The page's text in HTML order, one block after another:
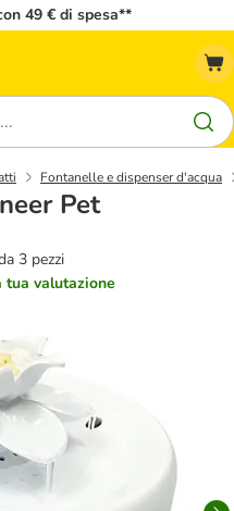
49 € di spesa**
Fontanelle e dispenser d'acqua
Pet
3 pezzi
tua valutazione